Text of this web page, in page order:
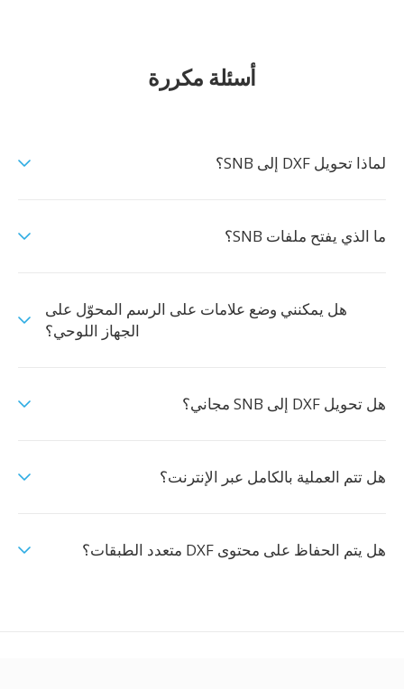
أسئلة مكررة
لماذا تحويل DXF إلى SNB؟
ما الذي يفتح ملفات SNB؟
هل يمكنني وضع علامات على الرسم المحوّل على
الجهاز اللوحي؟
هل تحويل DXF إلى SNB مجاني؟
هل تتم العملية بالكامل عبر الإنترنت؟
هل يتم الحفاظ على محتوى DXF متعدد الطبقات؟